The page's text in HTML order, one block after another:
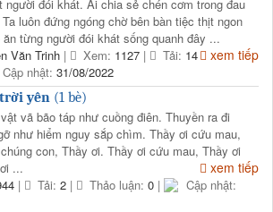
người đói khát. Ai chia sẻ chén cơm trong đau
luôn đứng ngóng chờ bên bàn tiệc thịt ngon
từng người đói khát sống quanh đây ...
xem tiếp
Văn Trinh | Xem: 1127 | Tải: 14
Cập nhật: 31/08/2022
yên (1 bè)
vã bão táp như cuồng điên. Thuyền ra đi
như hiểm nguy sắp chìm. Thầy ơi cứu mau,
con, Thầy ơi. Thầy ơi cứu mau, Thầy ơi
...
xem tiếp
| Tải: 2 | Thảo luận: 0 |
Cập nhật: